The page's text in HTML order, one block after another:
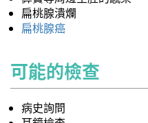
扁桃腺潰爛
扁桃腺癌
可能的檢查
病史詢問